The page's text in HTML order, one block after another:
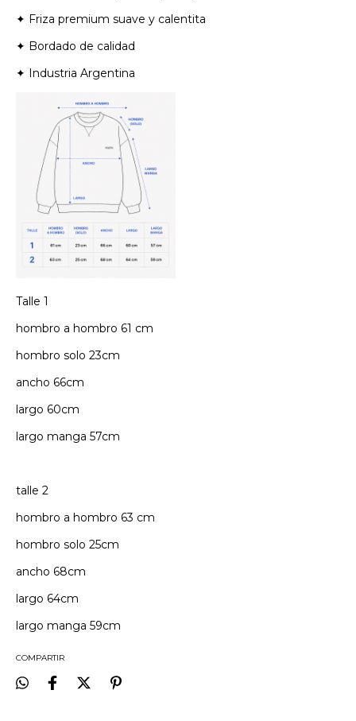
✦ Friza premium suave y calentita
✦ Bordado de calidad
✦ Industria Argentina
Talle 1
hombro a hombro 61 cm
hombro solo 23cm
ancho 66cm
largo 60cm
largo manga 57cm
talle 2
hombro a hombro 63 cm
hombro solo 25cm
ancho 68cm
largo 64cm
largo manga 59cm
COMPARTIR